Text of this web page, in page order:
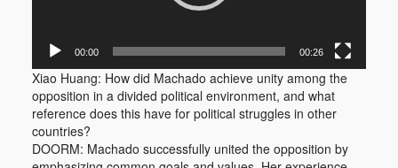
00:00 00:26
Xiao Huang: How did Machado achieve unity among the
opposition in a divided political environment, and what
reference does this have for political struggles in other
countries?
DOORM: Machado successfully united the opposition by